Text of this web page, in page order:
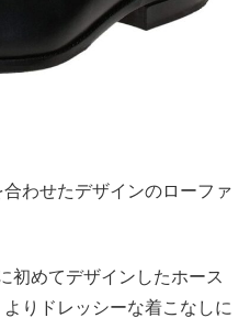
わせたデザインのローファ
初めてデザインしたホース
りドレッシーな着こなしに